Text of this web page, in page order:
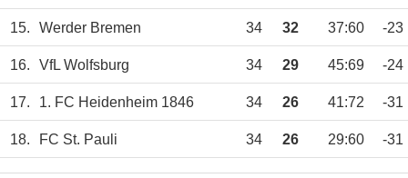
15. Werder Bremen 34 32 37:60 -23
16. VfL Wolfsburg 34 29 45:69 -24
17. 1. FC Heidenheim 1846 34 26 41:72 -31
18. FC St. Pauli 34 26 29:60 -31